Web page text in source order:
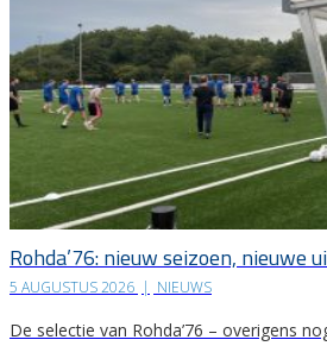
Rohda’76: nieuw seizoen, nieuwe
5 AUGUSTUS 2026 | NIEUWS
De selectie van Rohda’76 – overigens